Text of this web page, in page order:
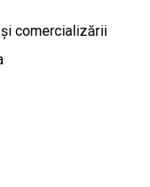
comercializării